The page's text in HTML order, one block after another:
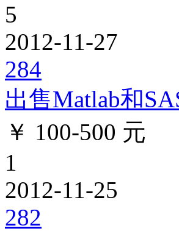
5
2012-11-27
284
出售Matlab和
￥ 100-500 元
1
2012-11-25
282